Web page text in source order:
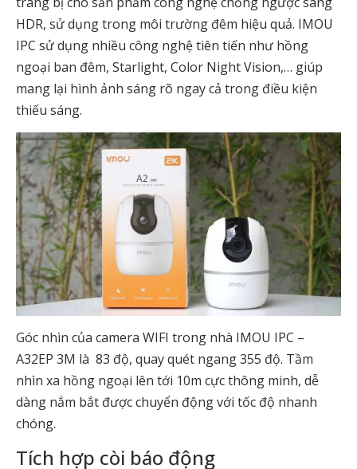
HDR, sử dụng trong môi trường đêm hiệu quả. IMOU
IPC sử dụng nhiều công nghệ tiên tiến như hồng
ngoại ban đêm, Starlight, Color Night Vision,… giúp
mang lại hình ảnh sáng rõ ngay cả trong điều kiện
thiếu sáng.
Góc nhìn của camera WIFI trong nhà IMOU IPC –
A32EP 3M là 83 độ, quay quét ngang 355 độ. Tầm
nhìn xa hồng ngoại lên tới 10m cực thông minh, dễ
dàng nắm bắt được chuyển động với tốc độ nhanh
chóng.
Tích hợp còi báo động